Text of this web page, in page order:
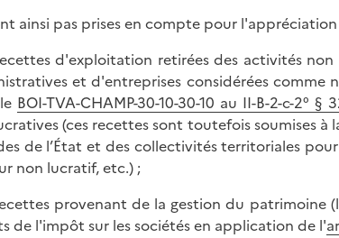
ainsi pas prises en compte pour
d'exploitation retirées des activités
et d'entreprises considérées
BOI-TVA-CHAMP-30-10-30-10 au II-B-2-c-2° §
(ces recettes sont toutefois soumises à
de l’État et des collectivités territoriales
non lucratif, etc.) ;
provenant de la gestion du patrimoine
de l'impôt sur les sociétés en application de l'